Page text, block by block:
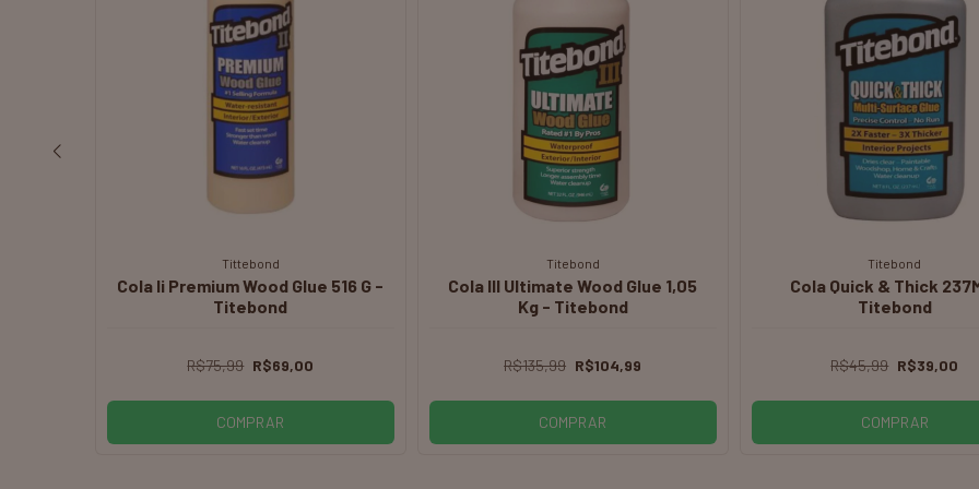
Vollig
LIXA ROLO GRÃO 120 5MTS X
115MM - VOLLIG
R$29,99 R$18,99
COMPRAR
Titebond
Cola Original Wood Glue 255g -
Titebond
R$39,77 R$30,00
ESGOTADO
Titebond
Frank Interior Exterior (
Tudo) - Titebond
R$49,99 R$45,99
ESGOTADO